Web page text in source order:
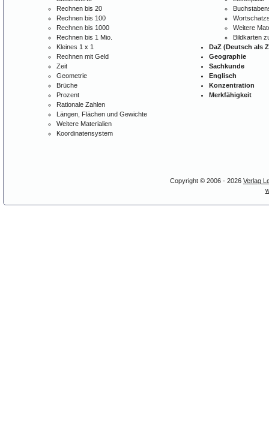
Rechnen bis 20
Rechnen bis 100
Rechnen bis 1000
Rechnen bis 1 Mio.
Kleines 1 x 1
Rechnen mit Geld
Zeit
Geometrie
Brüche
Prozent
Rationale Zahlen
Längen, Flächen und Gewichte
Weitere Materialien
Koordinatensystem
Weitere
Bildkarten
DaZ (Deutsch als
Geographie
Sachkunde
Englisch
Konzentration
Merkfähigkeit
Copyright © 2006 - 2026 Verlag